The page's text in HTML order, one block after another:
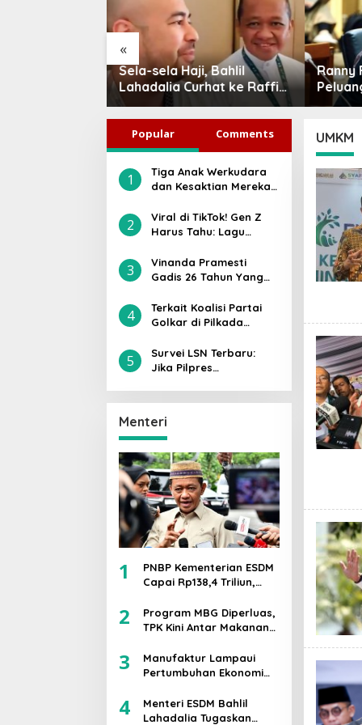
«
Sela-sela Haji, Bahlil
Lahadalia Curhat ke Raffi
Ahmad: Saya Penasaran
Siapa Pencipta Lagu MBG,
Ajak Makan
Ranny
Jadi
Popular Comments
1
Tiga Anak Werkudara
dan Kesaktian Mereka:
atau Antasena, Siapa
Paling Kuat?
2
Viral di TikTok! Gen Z
Harus Tahu: Lagu
lama” Ternyata Bukan
Asli Milik Cici Paramida
3
Vinanda Pramesti
Gadis 26 Tahun Yang
di Pilwakot Kediri, Ini
Sosoknya
4
Terkait Koalisi Partai
Golkar di Pilkada
Ilyas Akbar Almadani:
Sebagai Kader Saya
5
Survei LSN Terbaru:
Jika Pilpres
Mengantongi 42,1℅
Suara
Menteri
1
PNBP Kementerian ESDM
Capai Rp138,4 Triliun,
Komitmen Akuntabilitas
2
Program MBG Diperluas,
TPK Kini Antar Makanan
dan Balita
3
Manufaktur Lampaui
Pertumbuhan Ekonomi
Gumiwang Soroti
Keberhasilan
4
Menteri ESDM Bahlil
Lahadalia Tugaskan
UMKM